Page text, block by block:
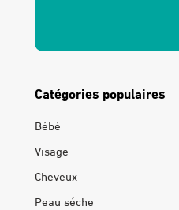
Catégories populaires
Bébé
Visage
Cheveux
Peau séche